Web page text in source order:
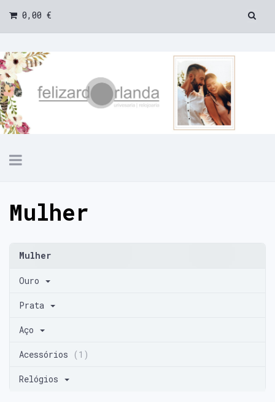
0,00 €
Toggle
Mulher
Mulher
Ouro
Prata
Aço
Acessórios (1)
Relógios